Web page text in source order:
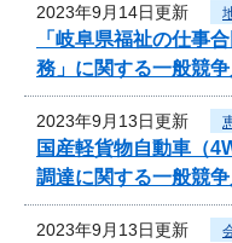
2023年9月14日更新
「岐阜県福祉の仕事
務」に関する一般競
2023年9月13日更新
国産軽貨物自動車（
調達に関する一般競
2023年9月13日更新